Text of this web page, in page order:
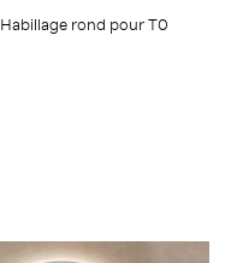
Habillage rond pour T0